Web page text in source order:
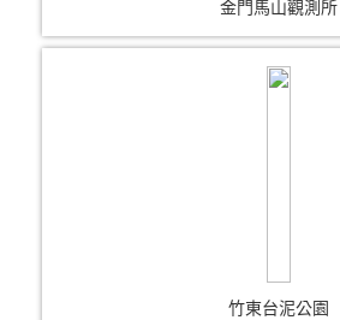
金門馬山觀測所
竹東台泥公園